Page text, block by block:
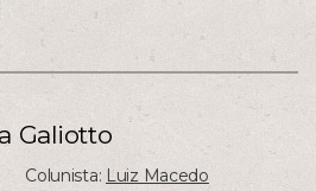
Galiotto
Colunista: Luiz Macedo